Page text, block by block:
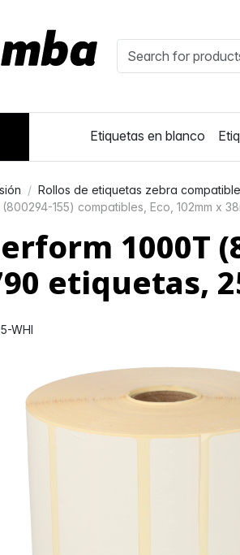
Etiquetas en blanco
Rollos de etiquetas zebra
155) compatibles, Eco, 102mm x
1000T
etiquetas,
WHI